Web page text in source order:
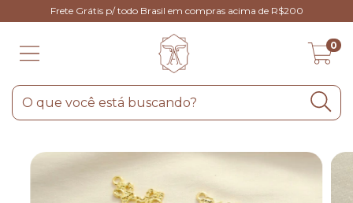
Frete Grátis p/ todo Brasil em compras acima de R$200
0